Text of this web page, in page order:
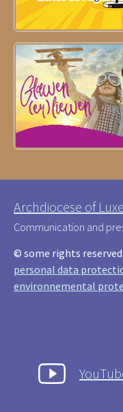
Archdiocese of
Communication and
© some rights reserved
personal data
environnemental